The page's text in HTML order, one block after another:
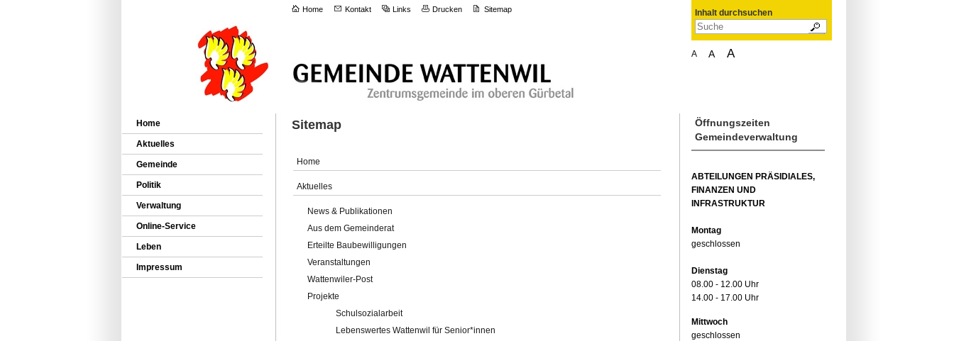
Home Kontakt Links Drucken Sitemap Inhalt durchsuchen
A A A
Home
Aktuelles
Gemeinde
Politik
Verwaltung
Online-Service
Leben
Impressum
Sitemap
Home
Aktuelles
News & Publikationen
Aus dem Gemeinderat
Erteilte Baubewilligungen
Veranstaltungen
Wattenwiler-Post
Projekte
Schulsozialarbeit
Lebenswertes Wattenwil für Senior*innen
Öffnungszeiten
Gemeindeverwaltung
ABTEILUNGEN PRÄSIDIALES,
FINANZEN UND
INFRASTRUKTUR
Montag
geschlossen
Dienstag
08.00 - 12.00 Uhr
14.00 - 17.00 Uhr
Mittwoch
geschlossen